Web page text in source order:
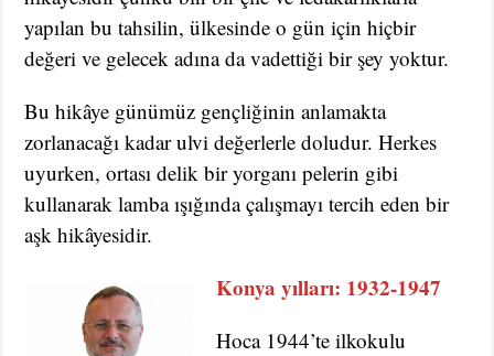
yapılan bu tahsilin, ülkesinde o gün için hiçbir
değeri ve gelecek adına da vadettiği bir şey yoktur.
Bu hikâye günümüz gençliğinin anlamakta
zorlanacağı kadar ulvi değerlerle doludur. Herkes
uyurken, ortası delik bir yorganı pelerin gibi
kullanarak lamba ışığında çalışmayı tercih eden bir
aşk hikâyesidir.
Konya yılları: 1932-1947
Hoca 1944’te ilkokulu